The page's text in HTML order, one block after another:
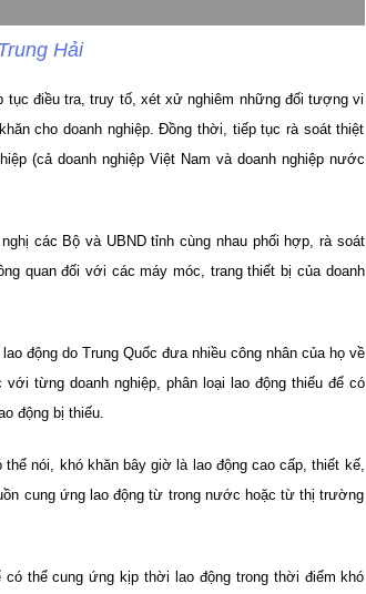
Hải
tục điều tra, truy tố, xét xử nghiêm những đối tượng vi
cho doanh nghiệp. Đồng thời, tiếp tục rà soát thiệt
(cả doanh nghiệp Việt Nam và doanh nghiệp nước
các Bộ và UBND tỉnh cùng nhau phối hợp, rà soát
quan đối với các máy móc, trang thiết bị của doanh
động do Trung Quốc đưa nhiều công nhân của họ về
từng doanh nghiệp, phân loại lao động thiếu để có
động bị thiếu.
nói, khó khăn bây giờ là lao động cao cấp, thiết kế,
cung ứng lao động từ trong nước hoặc từ thị trường
thể cung ứng kịp thời lao động trong thời điểm khó